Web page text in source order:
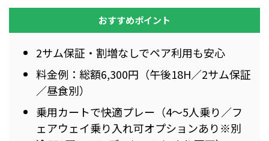
おすすめポイント
2サム保証・割増なしでペア利用も安心
料金例：総額6,300円（午後18H／2サム保証
／昼食別）
乗用カートで快適プレー（4〜5人乗り／フ
ェアウェイ乗り入れ可オプションあり※別